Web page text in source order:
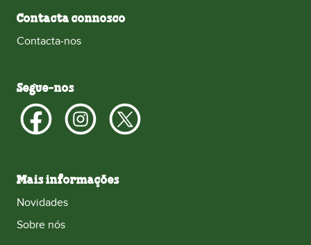
Contacta connosco
Contacta‑nos
Segue‑nos
Mais informações
Novidades
Sobre nós